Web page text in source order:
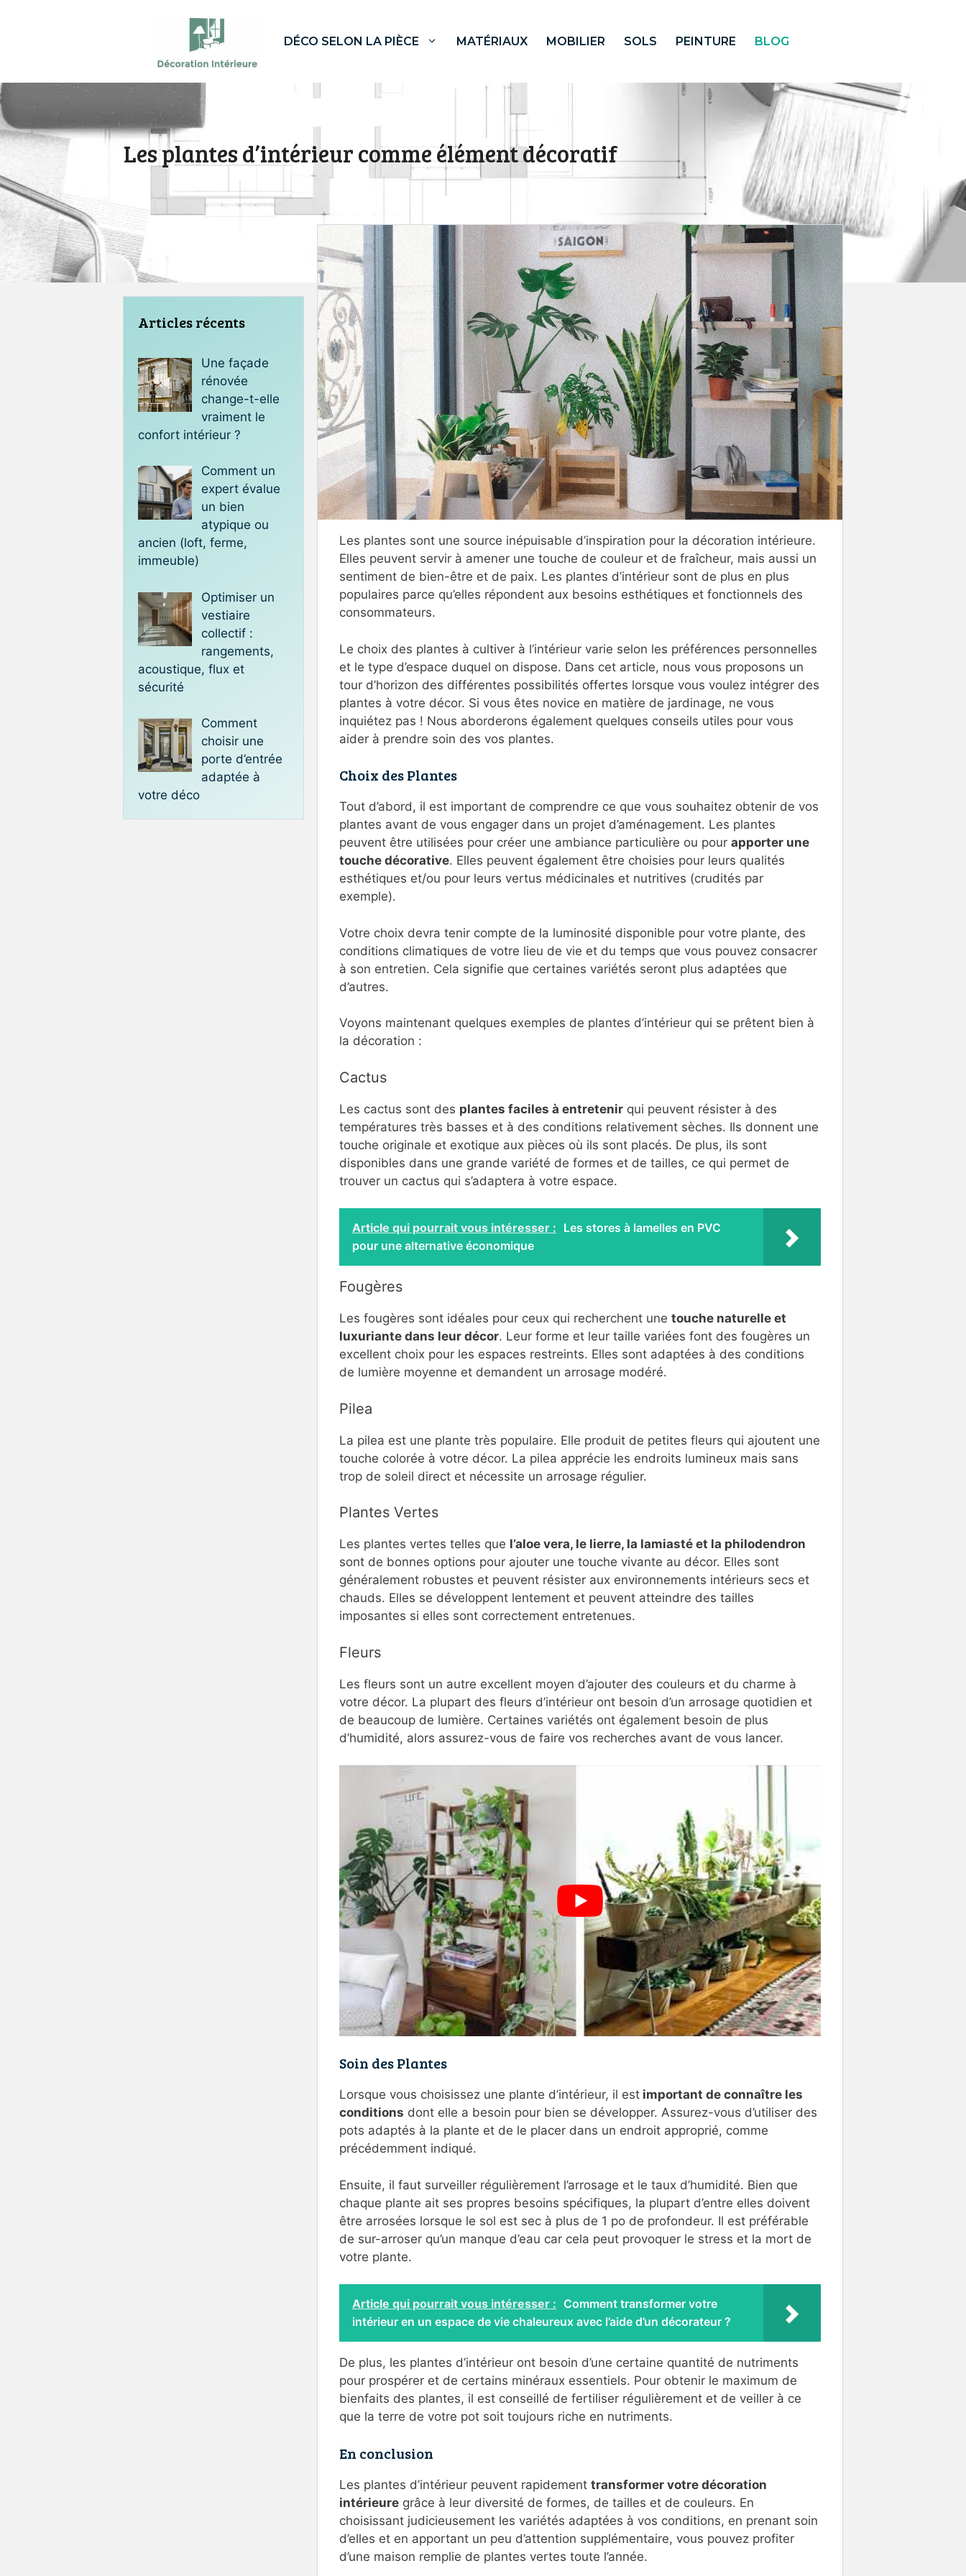
DÉCO SELON LA PIÈCE MATÉRIAUX MOBILIER SOLS PEINTURE BLOG
Les plantes d’intérieur comme élément décoratif
Les plantes sont une source inépuisable d’inspiration pour la décoration intérieure.
Elles peuvent servir à amener une touche de couleur et de fraîcheur, mais aussi un
sentiment de bien-être et de paix. Les plantes d’intérieur sont de plus en plus
populaires parce qu’elles répondent aux besoins esthétiques et fonctionnels des
consommateurs.
Le choix des plantes à cultiver à l’intérieur varie selon les préférences personnelles
et le type d’espace duquel on dispose. Dans cet article, nous vous proposons un
tour d’horizon des différentes possibilités offertes lorsque vous voulez intégrer des
plantes à votre décor. Si vous êtes novice en matière de jardinage, ne vous
inquiétez pas ! Nous aborderons également quelques conseils utiles pour vous
aider à prendre soin des vos plantes.
Choix des Plantes
Tout d’abord, il est important de comprendre ce que vous souhaitez obtenir de vos
plantes avant de vous engager dans un projet d’aménagement. Les plantes
peuvent être utilisées pour créer une ambiance particulière ou pour apporter une
touche décorative. Elles peuvent également être choisies pour leurs qualités
esthétiques et/ou pour leurs vertus médicinales et nutritives (crudités par
exemple).
Votre choix devra tenir compte de la luminosité disponible pour votre plante, des
conditions climatiques de votre lieu de vie et du temps que vous pouvez consacrer
à son entretien. Cela signifie que certaines variétés seront plus adaptées que
d’autres.
Voyons maintenant quelques exemples de plantes d’intérieur qui se prêtent bien à
la décoration :
Cactus
Les cactus sont des plantes faciles à entretenir qui peuvent résister à des
températures très basses et à des conditions relativement sèches. Ils donnent une
touche originale et exotique aux pièces où ils sont placés. De plus, ils sont
disponibles dans une grande variété de formes et de tailles, ce qui permet de
trouver un cactus qui s’adaptera à votre espace.
Article qui pourrait vous intéresser : Les stores à lamelles en PVC
pour une alternative économique
Fougères
Les fougères sont idéales pour ceux qui recherchent une touche naturelle et
luxuriante dans leur décor. Leur forme et leur taille variées font des fougères un
excellent choix pour les espaces restreints. Elles sont adaptées à des conditions
de lumière moyenne et demandent un arrosage modéré.
Pilea
La pilea est une plante très populaire. Elle produit de petites fleurs qui ajoutent une
touche colorée à votre décor. La pilea apprécie les endroits lumineux mais sans
trop de soleil direct et nécessite un arrosage régulier.
Plantes Vertes
Les plantes vertes telles que l’aloe vera, le lierre, la lamiasté et la philodendron
sont de bonnes options pour ajouter une touche vivante au décor. Elles sont
généralement robustes et peuvent résister aux environnements intérieurs secs et
chauds. Elles se développent lentement et peuvent atteindre des tailles
imposantes si elles sont correctement entretenues.
Fleurs
Les fleurs sont un autre excellent moyen d’ajouter des couleurs et du charme à
votre décor. La plupart des fleurs d’intérieur ont besoin d’un arrosage quotidien et
de beaucoup de lumière. Certaines variétés ont également besoin de plus
d’humidité, alors assurez-vous de faire vos recherches avant de vous lancer.
Soin des Plantes
Lorsque vous choisissez une plante d’intérieur, il est important de connaître les
conditions dont elle a besoin pour bien se développer. Assurez-vous d’utiliser des
pots adaptés à la plante et de le placer dans un endroit approprié, comme
précédemment indiqué.
Ensuite, il faut surveiller régulièrement l’arrosage et le taux d’humidité. Bien que
chaque plante ait ses propres besoins spécifiques, la plupart d’entre elles doivent
être arrosées lorsque le sol est sec à plus de 1 po de profondeur. Il est préférable
de sur-arroser qu’un manque d’eau car cela peut provoquer le stress et la mort de
votre plante.
Article qui pourrait vous intéresser : Comment transformer votre
intérieur en un espace de vie chaleureux avec l’aide d’un décorateur ?
De plus, les plantes d’intérieur ont besoin d’une certaine quantité de nutriments
pour prospérer et de certains minéraux essentiels. Pour obtenir le maximum de
bienfaits des plantes, il est conseillé de fertiliser régulièrement et de veiller à ce
que la terre de votre pot soit toujours riche en nutriments.
En conclusion
Les plantes d’intérieur peuvent rapidement transformer votre décoration
intérieure grâce à leur diversité de formes, de tailles et de couleurs. En
choisissant judicieusement les variétés adaptées à vos conditions, en prenant soin
d’elles et en apportant un peu d’attention supplémentaire, vous pouvez profiter
d’une maison remplie de plantes vertes toute l’année.
Articles récents
Une façade
rénovée
change-t-elle
vraiment le
confort intérieur ?
Comment un
expert évalue
un bien
atypique ou
ancien (loft, ferme,
immeuble)
Optimiser un
vestiaire
collectif :
rangements,
acoustique, flux et
sécurité
Comment
choisir une
porte d’entrée
adaptée à
votre déco